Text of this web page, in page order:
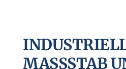
MASSSTAB